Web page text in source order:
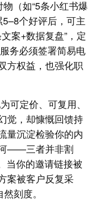
（如“5条小红书爆
个好评后，可主
案+数据复盘”，定
务必须签署简易电
方权益，也强化职
可定价、可复用、
觉，却慷慨回馈持
量沉淀检验你的内
——三者并非割
当你的邀请链接被
案被客户反复采
刻度。